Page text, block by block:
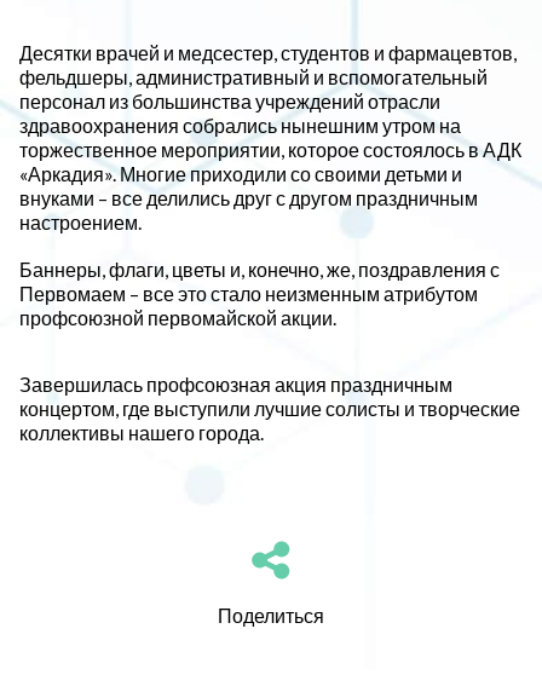
Десятки врачей и медсестер, студентов и фармацевтов,
фельдшеры, административный и вспомогательный
персонал из большинства учреждений отрасли
здравоохранения собрались нынешним утром на
торжественное мероприятии, которое состоялось в АДК
«Аркадия». Многие приходили со своими детьми и
внуками – все делились друг с другом праздничным
настроением.
Баннеры, флаги, цветы и, конечно, же, поздравления с
Первомаем – все это стало неизменным атрибутом
профсоюзной первомайской акции.
Завершилась профсоюзная акция праздничным
концертом, где выступили лучшие солисты и творческие
коллективы нашего города.
Поделиться